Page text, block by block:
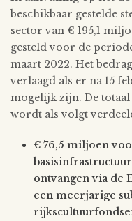
beschikbaar gestelde
sector van € 195,1
gesteld voor de
maart 2022. Het
verlaagd als er na 15
mogelijk zijn. De
wordt als volgt
€ 76,5 miljoen
ontvangen via de
een meerjarige